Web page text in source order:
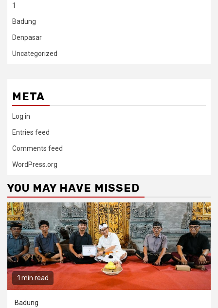
1
Badung
Denpasar
Uncategorized
META
Log in
Entries feed
Comments feed
WordPress.org
YOU MAY HAVE MISSED
1 min read
Badung